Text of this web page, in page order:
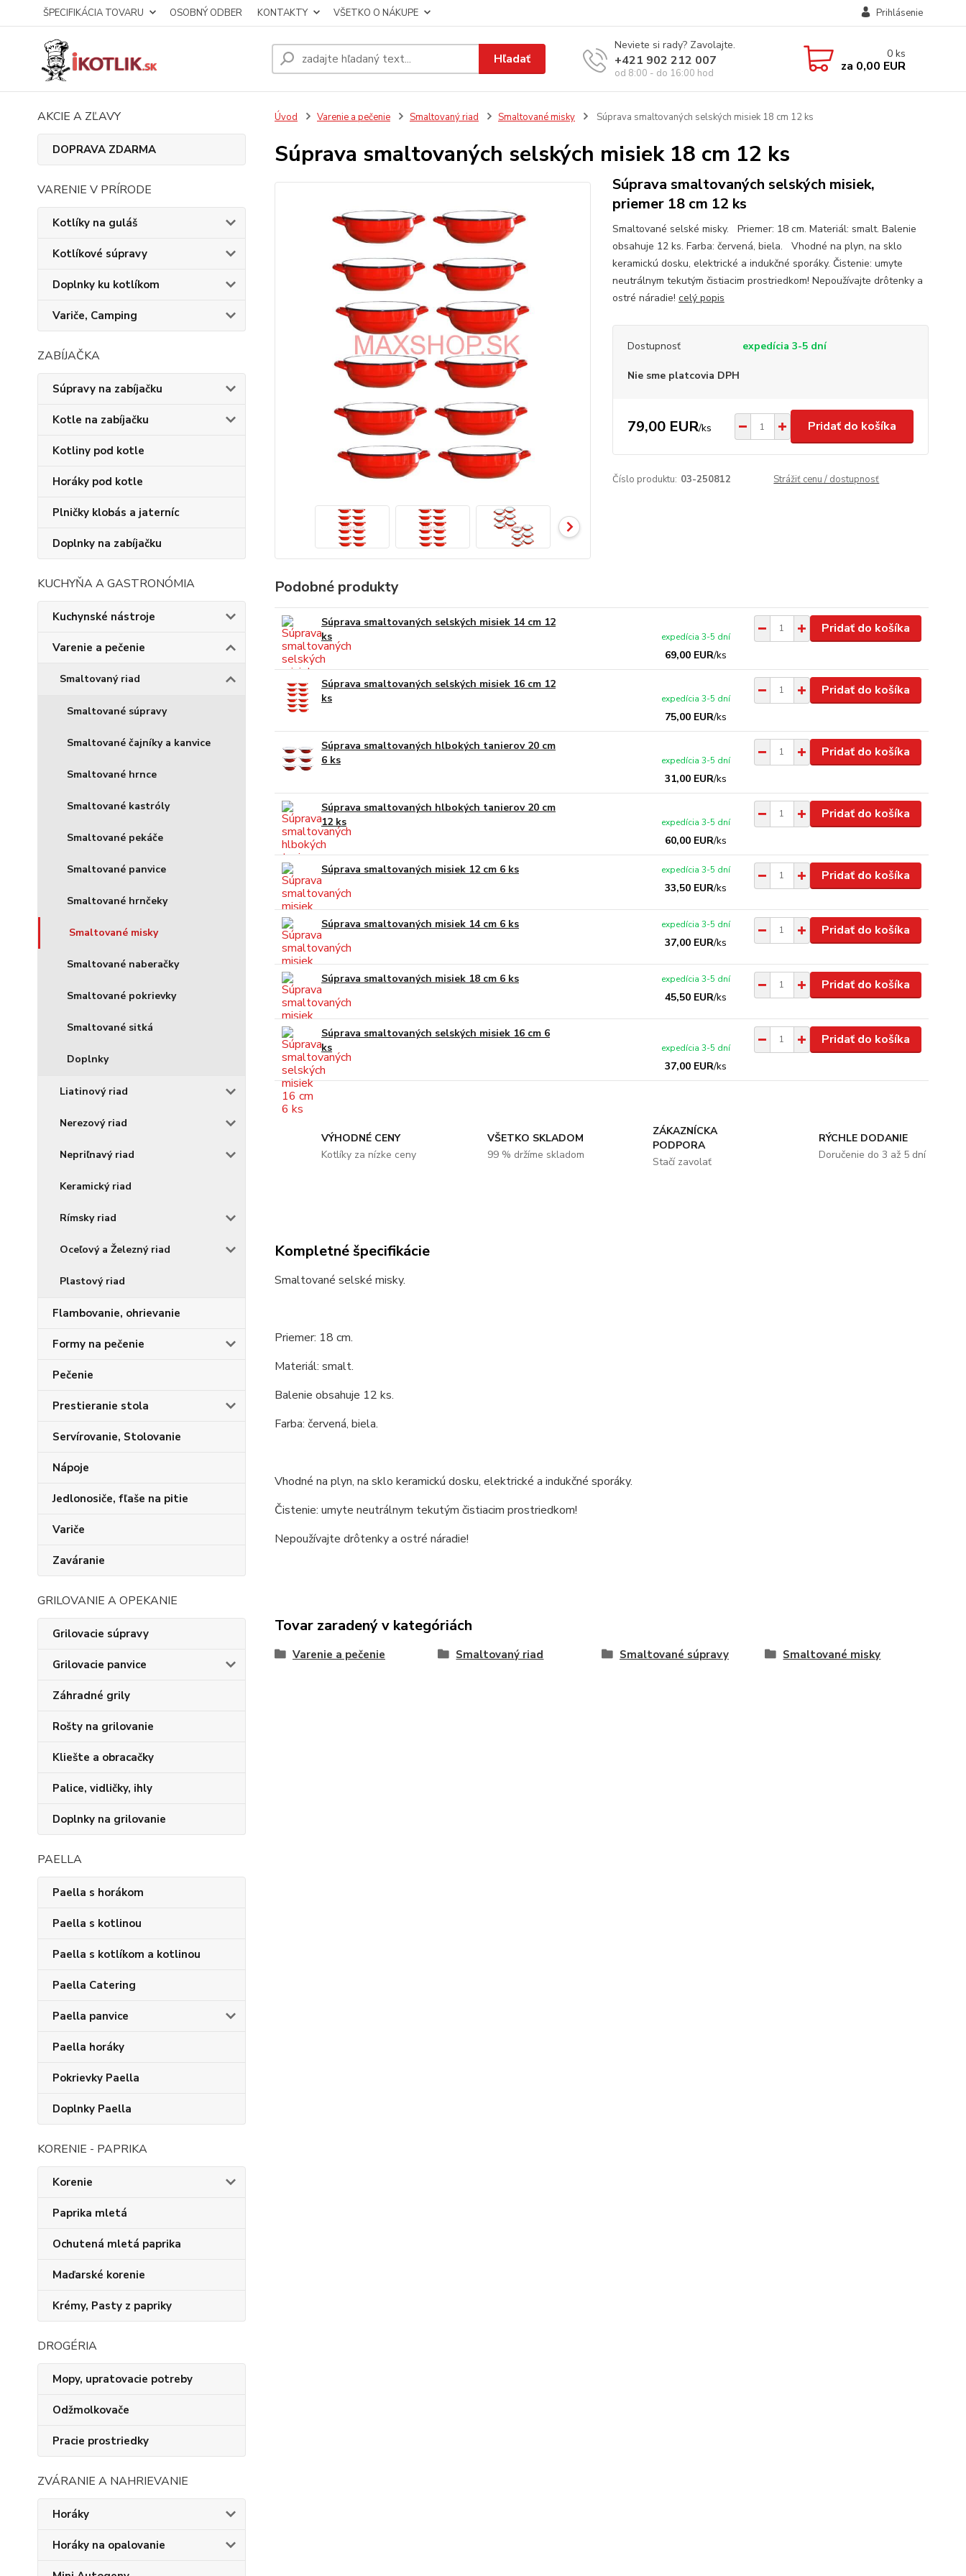
ŠPECIFIKÁCIA TOVARU OSOBNÝ ODBER KONTAKTY VŠETKO O NÁKUPE Prihlásenie
Hľadať
Neviete si rady? Zavolajte.
+421 902 212 007
od 8:00 - do 16:00 hod
0 ks
za 0,00 EUR
AKCIE A ZĽAVY
DOPRAVA ZDARMA
VARENIE V PRÍRODE
Kotlíky na guláš
Kotlíkové súpravy
Doplnky ku kotlíkom
Variče, Camping
ZABÍJAČKA
Súpravy na zabíjačku
Kotle na zabíjačku
Kotliny pod kotle
Horáky pod kotle
Plničky klobás a jaterníc
Doplnky na zabíjačku
KUCHYŇA A GASTRONÓMIA
Kuchynské nástroje
Varenie a pečenie
Smaltovaný riad
Smaltované súpravy
Smaltované čajníky a kanvice
Smaltované hrnce
Smaltované kastróly
Smaltované pekáče
Smaltované panvice
Smaltované hrnčeky
Smaltované misky
Smaltované naberačky
Smaltované pokrievky
Smaltované sitká
Doplnky
Liatinový riad
Nerezový riad
Nepriľnavý riad
Keramický riad
Rímsky riad
Oceľový a Železný riad
Plastový riad
Flambovanie, ohrievanie
Formy na pečenie
Pečenie
Prestieranie stola
Servírovanie, Stolovanie
Nápoje
Jedlonosiče, fľaše na pitie
Variče
Zaváranie
GRILOVANIE A OPEKANIE
Grilovacie súpravy
Grilovacie panvice
Záhradné grily
Rošty na grilovanie
Kliešte a obracačky
Palice, vidličky, ihly
Doplnky na grilovanie
PAELLA
Paella s horákom
Paella s kotlinou
Paella s kotlíkom a kotlinou
Paella Catering
Paella panvice
Paella horáky
Pokrievky Paella
Doplnky Paella
KORENIE - PAPRIKA
Korenie
Paprika mletá
Ochutená mletá paprika
Maďarské korenie
Krémy, Pasty z papriky
DROGÉRIA
Mopy, upratovacie potreby
Odžmolkovače
Pracie prostriedky
ZVÁRANIE A NAHRIEVANIE
Horáky
Horáky na opalovanie
Úvod Varenie a pečenie Smaltovaný riad Smaltované misky Súprava smaltovaných selských misiek 18 cm 12 ks
Súprava smaltovaných selských misiek 18 cm 12 ks
Súprava smaltovaných selských misiek,
priemer 18 cm 12 ks
Smaltované selské misky. Priemer: 18 cm. Materiál: smalt. Balenie
obsahuje 12 ks. Farba: červená, biela. Vhodné na plyn, na sklo
keramickú dosku, elektrické a indukčné sporáky. Čistenie: umyte
neutrálnym tekutým čistiacim prostriedkom! Nepoužívajte drôtenky a
ostré náradie! celý popis
Dostupnosť expedícia 3-5 dní
Nie sme platcovia DPH
79,00 EUR/ks Pridať do košíka
Číslo produktu: 03-250812 Strážiť cenu / dostupnosť
Podobné produkty
Súprava smaltovaných selských misiek 14 cm 12
ks
69,00 EUR/ks
expedícia 3-5 dní
Pridať do košíka
Súprava smaltovaných selských misiek 16 cm 12
ks
75,00 EUR/ks
expedícia 3-5 dní
Pridať do košíka
Súprava smaltovaných hlbokých tanierov 20 cm
6 ks
31,00 EUR/ks
expedícia 3-5 dní
Pridať do košíka
Súprava smaltovaných hlbokých tanierov 20 cm
12 ks
60,00 EUR/ks
expedícia 3-5 dní
Pridať do košíka
Súprava smaltovaných misiek 12 cm 6 ks
33,50 EUR/ks
expedícia 3-5 dní Pridať do košíka
Súprava smaltovaných misiek 14 cm 6 ks
37,00 EUR/ks
expedícia 3-5 dní Pridať do košíka
Súprava smaltovaných misiek 18 cm 6 ks
45,50 EUR/ks
expedícia 3-5 dní Pridať do košíka
Súprava smaltovaných selských misiek 16 cm 6
ks
37,00 EUR/ks
expedícia 3-5 dní
Pridať do košíka
VÝHODNÉ CENY
Kotlíky za nízke ceny
VŠETKO SKLADOM
99 % držíme skladom
ZÁKAZNÍCKA
PODPORA
Stačí zavolať
RÝCHLE DODANIE
Doručenie do 3 až 5 dní
Kompletné špecifikácie
Smaltované selské misky.
Priemer: 18 cm.
Materiál: smalt.
Balenie obsahuje 12 ks.
Farba: červená, biela.
Vhodné na plyn, na sklo keramickú dosku, elektrické a indukčné sporáky.
Čistenie: umyte neutrálnym tekutým čistiacim prostriedkom!
Nepoužívajte drôtenky a ostré náradie!
Tovar zaradený v kategóriách
Varenie a pečenie Smaltovaný riad Smaltované súpravy Smaltované misky